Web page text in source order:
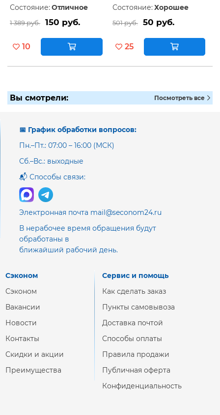
Состояние: Отличное
1 389 руб. 150 руб.
10
Состояние: Хорошее
501 руб. 50 руб.
25
Вы смотрели: Посмотреть все
📅 График обработки вопросов:
Пн.–Пт.: 07:00 – 16:00 (МСК)
Сб.–Вс.: выходные
📬 Способы связи:
Электронная почта mail@seconom24.ru
В нерабочее время обращения будут
обработаны в
ближайший рабочий день.
Сэконом
Сэконом
Вакансии
Новости
Контакты
Скидки и акции
Преимущества
Сервис и помощь
Как сделать заказ
Пункты самовывоза
Доставка почтой
Способы оплаты
Правила продажи
Публичная оферта
Конфиденциальность